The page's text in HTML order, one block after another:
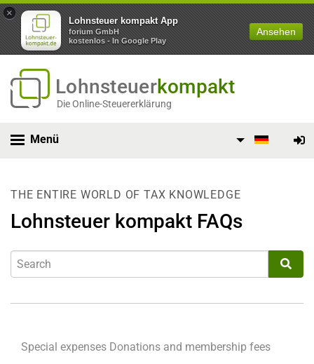
×
Lohnsteuer kompakt App
forium GmbH
kostenlos - In Google Play
Ansehen
Lohnsteuerkompakt
Die Online-Steuererklärung
Menü
THE ENTIRE WORLD OF TAX KNOWLEDGE
Lohnsteuer kompakt FAQs
Special expenses Donations and membership fees